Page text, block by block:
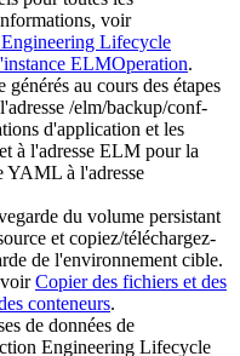
voir
Lifecycle
ELMOperation.
au cours des étapes
/elm/backup/conf-
d'application et les
à l'adresse ELM pour la
YAML à l'adresse
du volume persistant
et copiez/téléchargez-
de l'environnement cible.
Copier des fichiers et des
conteneurs.
de données de
Engineering Lifecycle